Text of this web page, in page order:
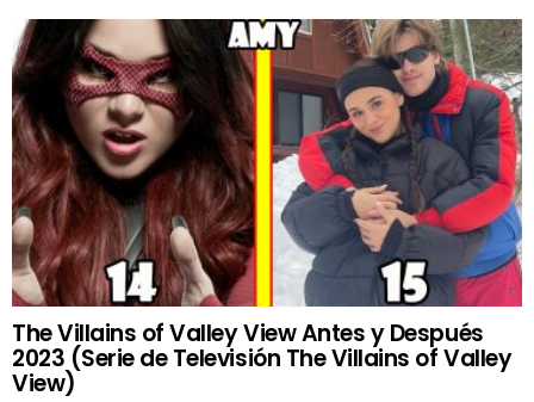
The Villains of Valley View Antes y Después
2023 (Serie de Televisión The Villains of Valley
View)